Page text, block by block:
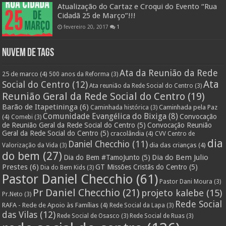
Atualização do Cartaz e Croqui do Evento “Rua
Cidadã 25 de Março”!!!
fevereiro 20, 2017 1
Nuvem de Tags
25 de marco (4) 500 anos da Reforma (3) Ata da Reunião da Rede
Social do Centro (12) Ata reunião da Rede Social do Centro (3) Ata
Reunião Geral da Rede Social do Centro (19)
Barão de Itapetininga (6) Caminhada histórica (3) Caminhada pela Paz
(4) Comebi (3) Comunidade Evangélica do Bixiga (8) Convocação
de Reunião Geral da Rede Social do Centro (5) Convocação Reunião
Geral da Rede Social do Centro (5) cracolândia (4) CVV Centro de
Valorização da Vida (3) Daniel Checchio (11) dia das crianças (4) dia
do bem (27) Dia do Bem #TamoJunto (5) Dia do Bem Julio
Prestes (6) Dia do Bem Kids (3) GT Missões Cristãs do Centro (5)
Pastor Daniel Checchio (61) Pastor Dani Moura (3)
Pr.Neto (3) Pr Daniel Checchio (21) projeto kalebe (15)
RAFA - Rede de Apoio às Famílias (4) Rede Social da Lapa (3) Rede Social
das Vilas (12) Rede Social de Osasco (3) Rede Social de Ruas (3)